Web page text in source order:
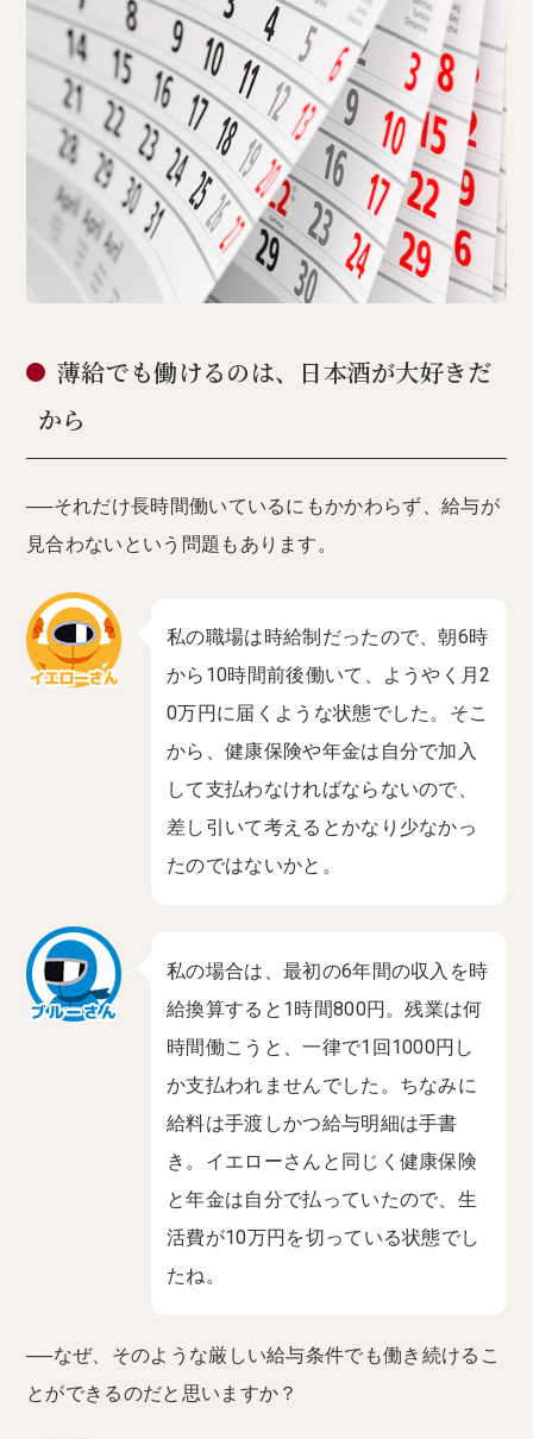
薄給でも働けるのは、日本酒が大好きだ
から
──それだけ長時間働いているにもかかわらず、給与が
見合わないという問題もあります。
私の職場は時給制だったので、朝6時
から10時間前後働いて、ようやく月2
0万円に届くような状態でした。そこ
から、健康保険や年金は自分で加入
して支払わなければならないので、
差し引いて考えるとかなり少なかっ
たのではないかと。
私の場合は、最初の6年間の収入を時
給換算すると1時間800円。残業は何
時間働こうと、一律で1回1000円し
か支払われませんでした。ちなみに
給料は手渡しかつ給与明細は手書
き。イエローさんと同じく健康保険
と年金は自分で払っていたので、生
活費が10万円を切っている状態でし
たね。
──なぜ、そのような厳しい給与条件でも働き続けるこ
とができるのだと思いますか？